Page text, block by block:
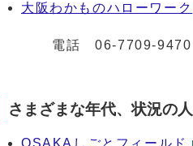
大阪わかものハローワーク
電話06-7709-9470
さまざまな年代、状況の
OSAKAしごとフィールド